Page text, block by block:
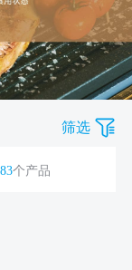
筛选
个产品